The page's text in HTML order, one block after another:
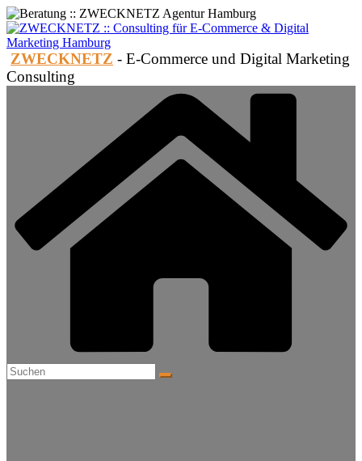
Zum
Inhalt
springen
ZWECKNETZ - E-Commerce und Digital Marketing
Consulting